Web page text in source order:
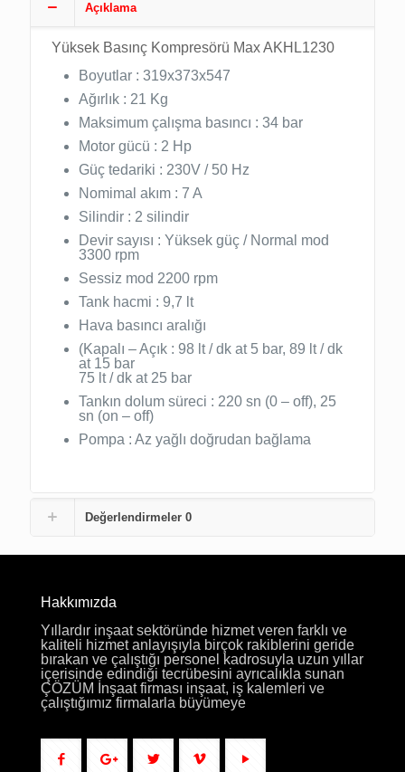
Açıklama
Yüksek Basınç Kompresörü Max AKHL1230
Boyutlar : 319x373x547
Ağırlık : 21 Kg
Maksimum çalışma basıncı : 34 bar
Motor gücü : 2 Hp
Güç tedariki : 230V / 50 Hz
Nomimal akım : 7 A
Silindir : 2 silindir
Devir sayısı : Yüksek güç / Normal mod
3300 rpm
Sessiz mod 2200 rpm
Tank hacmi : 9,7 lt
Hava basıncı aralığı
(Kapalı – Açık : 98 lt / dk at 5 bar, 89 lt / dk
at 15 bar
75 lt / dk at 25 bar
Tankın dolum süreci : 220 sn (0 – off), 25
sn (on – off)
Pompa : Az yağlı doğrudan bağlama
Değerlendirmeler 0
Hakkımızda
Yıllardır inşaat sektöründe hizmet veren farklı ve
kaliteli hizmet anlayışıyla birçok rakiblerini geride
bırakan ve çalıştığı personel kadrosuyla uzun yıllar
içerisinde edindiği tecrübesini ayrıcalıkla sunan
ÇÖZÜM İnşaat firması inşaat, iş kalemleri ve
çalıştığımız firmalarla büyümeye